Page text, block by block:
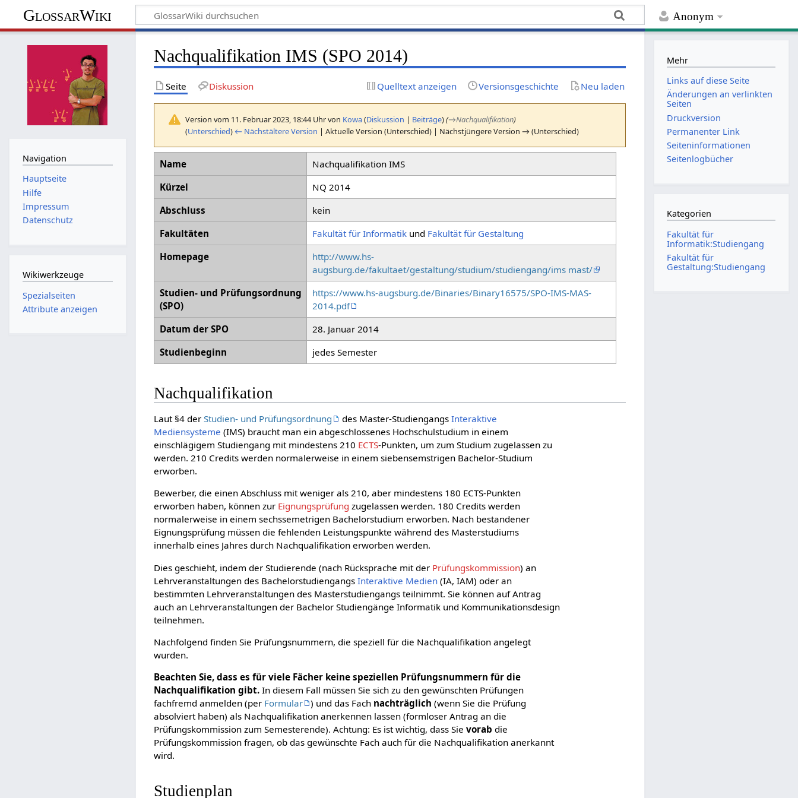
Anonym
GlossarWiki
Nachqualifikation IMS (SPO 2014)
Seite Diskussion Quelltext anzeigen Versionsgeschichte Neu laden
Version vom 11. Februar 2023, 18:44 Uhr von Kowa(Diskussion | Beiträge)(→Nachqualifikation)
(Unterschied) ← Nächstältere Version | Aktuelle Version (Unterschied) | Nächstjüngere Version → (Unterschied)
Name
Nachqualifikation IMS
Kürzel
NQ 2014
Abschluss
kein
Fakultäten
Fakultät für Informatikund Fakultät für Gestaltung
Homepage
http://www.hs-
augsburg.de/fakultaet/gestaltung/studium/studiengang/ims mast/
Studien- und Prüfungsordnung
(SPO)
https://www.hs-augsburg.de/Binaries/Binary16575/SPO-IMS-MAS-
2014.pdf
Datum der SPO
28. Januar 2014
Studienbeginn
jedes Semester
Nachqualifikation
Laut §4 derStudien- und Prüfungsordnung des Master-StudiengangsInteraktive
Mediensysteme (IMS) braucht man ein abgeschlossenes Hochschulstudium in einem
einschlägigem Studiengang mit mindestens 210 ECTS-Punkten, um zum Studium zugelassen zu
werden. 210 Credits werden normalerweise in einem siebensemstrigen Bachelor-Studium
erworben.
Bewerber, die einen Abschluss mit weniger als 210, aber mindestens 180 ECTS-Punkten
erworben haben, können zur Eignungsprüfung zugelassen werden. 180 Credits werden
normalerweise in einem sechssemetrigen Bachelorstudium erworben. Nach bestandener
Eignungsprüfung müssen die fehlenden Leistungspunkte während des Masterstudiums
innerhalb eines Jahres durch Nachqualifikation erworben werden.
Dies geschieht, indem der Studierende (nach Rücksprache mit der Prüfungskommission) an
Lehrveranstaltungen des BachelorstudiengangsInteraktive Medien (IA, IAM) oder an
bestimmten Lehrveranstaltungen des Masterstudiengangs teilnimmt. Sie können auf Antrag
auch an Lehrveranstaltungen der Bachelor Studiengänge Informatik und Kommunikationsdesign
teilnehmen.
Nachfolgend finden Sie Prüfungsnummern, die speziell für die Nachqualifikation angelegt
wurden.
Beachten Sie, dass es für viele Fächer keine speziellen Prüfungsnummern für die
Nachqualifikation gibt. In diesem Fall müssen Sie sich zu den gewünschten Prüfungen
fachfremd anmelden (per Formular ) und das Fach nachträglich (wenn Sie die Prüfung
absolviert haben) als Nachqualifikation anerkennen lassen (formloser Antrag an die
Prüfungskommission zum Semesterende). Achtung: Es ist wichtig, dass Sievorab die
Prüfungskommission fragen, ob das gewünschte Fach auch für die Nachqualifikation anerkannt
wird.
Studienplan
Navigation
Hauptseite
Hilfe
Impressum
Datenschutz
Wikiwerkzeuge
Spezialseiten
Attribute anzeigen
Mehr
Links auf diese Seite
Änderungen an verlinkten
Seiten
Druckversion
Permanenter Link
Seiten­­informationen
Seitenlogbücher
Kategorien
Fakultät für
Informatik:Studiengang
Fakultät für
Gestaltung:Studiengang